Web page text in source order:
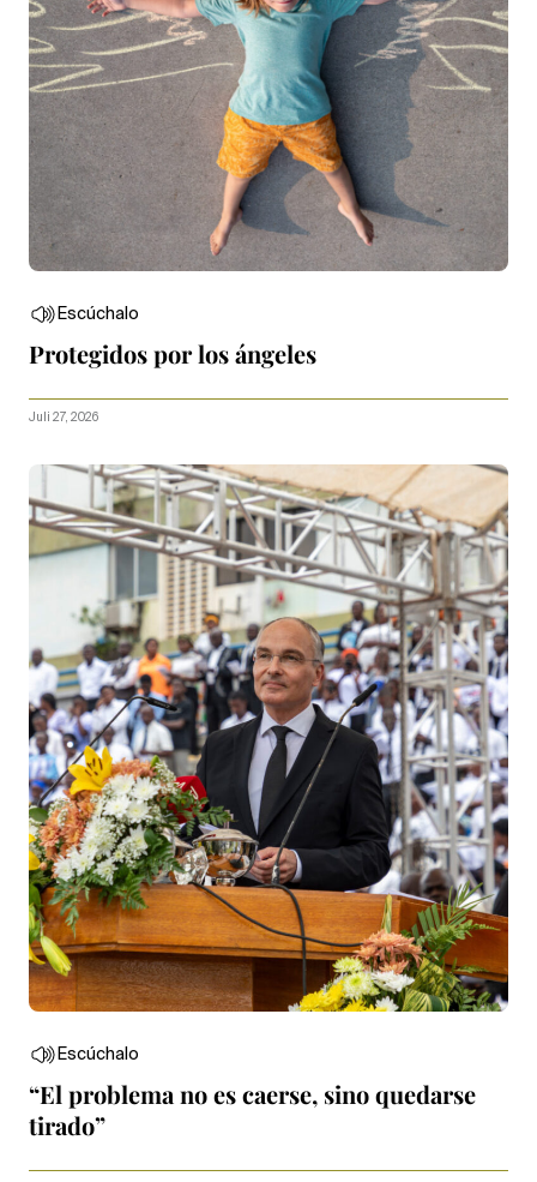
Escúchalo
Protegidos por los ángeles
Juli 27, 2026
Escúchalo
“El problema no es caerse, sino quedarse
tirado”